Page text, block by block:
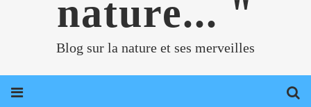
nature... "
Blog sur la nature et ses merveilles